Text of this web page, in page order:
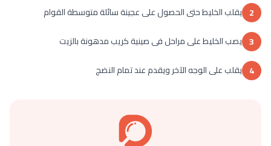
2 يقلب الخليط حتى الحصول على عجينة سائلة متوسطة القوام
3 يصب الخليط على مراحل فى صينية كريب مدهونة بالزيت
4 يقلب على الوجه الآخر ويقدم عند تمام النضج